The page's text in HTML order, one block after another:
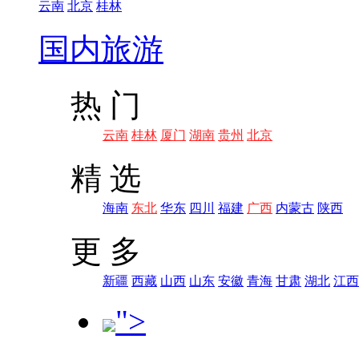
云南 北京 桂林
国内旅游
热 门
云南 桂林 厦门 湖南 贵州 北京
精 选
海南 东北 华东 四川 福建 广西 内蒙古 陕西
更 多
新疆 西藏 山西 山东 安徽 青海 甘肃 湖北 江西
">